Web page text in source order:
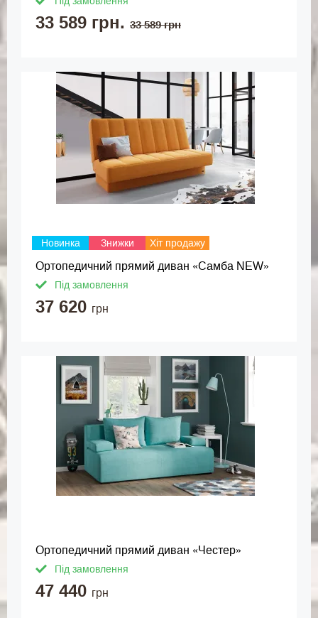
33 589 грн. 33 589 грн
Новинка Знижки Хіт продажу
Ортопедичний прямий диван «Самба NEW»
Під замовлення
37 620 грн
Ортопедичний прямий диван «Честер»
Під замовлення
47 440 грн